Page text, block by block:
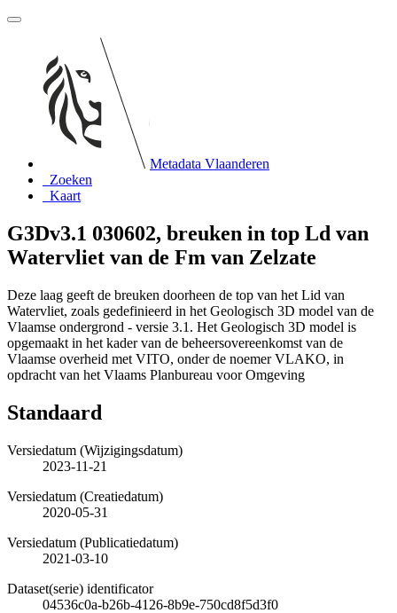
Metadata Vlaanderen
Zoeken
Kaart
G3Dv3.1 030602, breuken in top Ld van
Watervliet van de Fm van Zelzate
Deze laag geeft de breuken doorheen de top van het Lid van
Watervliet, zoals gedefinieerd in het Geologisch 3D model van de
Vlaamse ondergrond - versie 3.1. Het Geologisch 3D model is
opgemaakt in het kader van de beheersovereenkomst van de
Vlaamse overheid met VITO, onder de noemer VLAKO, in
opdracht van het Vlaams Planbureau voor Omgeving
Standaard
Versiedatum (Wijzigingsdatum)
2023-11-21
Versiedatum (Creatiedatum)
2020-05-31
Versiedatum (Publicatiedatum)
2021-03-10
Dataset(serie) identificator
04536c0a-b26b-4126-8b9e-750cd8f5d3f0